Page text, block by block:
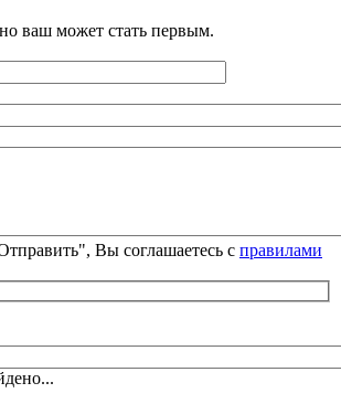
ваш может стать первым.
Вы соглашаетесь с правилами